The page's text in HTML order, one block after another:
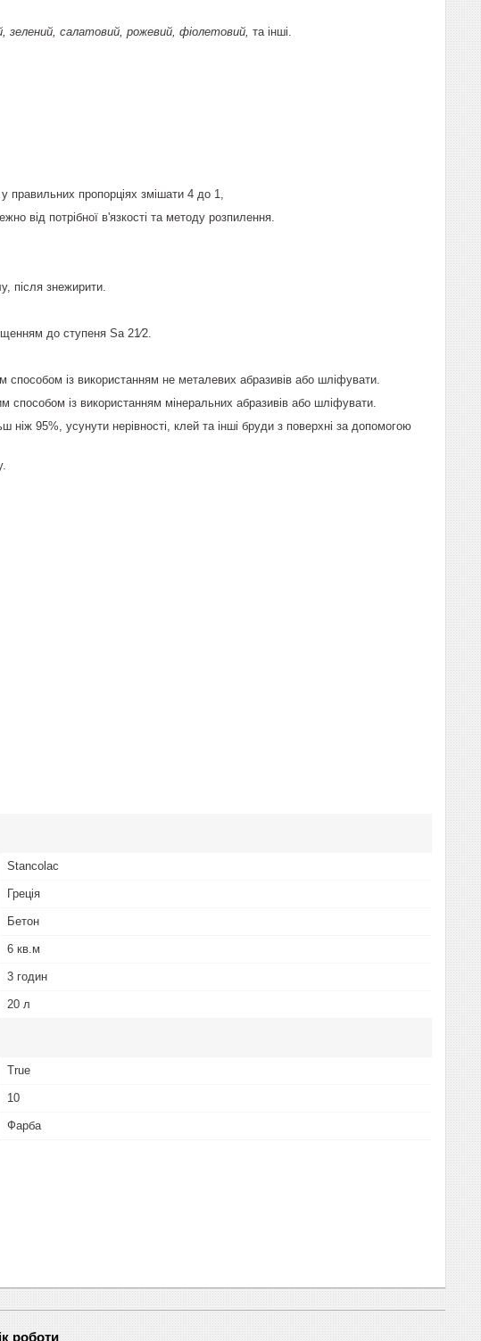
салатовий, рожевий, фіолетовий, та інші.
пропорціях змішати 4 до 1,
від потрібної в'язкості та методу розпилення.
після знежирити.
до ступеня Sa 21⁄2.
із використанням не металевих абразивів або шліфувати.
із використанням мінеральних абразивів або шліфувати.
95%, усунути нерівності, клей та інші бруди з поверхні за допомогою
Stancolac
Греція
Бетон
6 кв.м
3 годин
20 л
True
10
Фарба
роботи